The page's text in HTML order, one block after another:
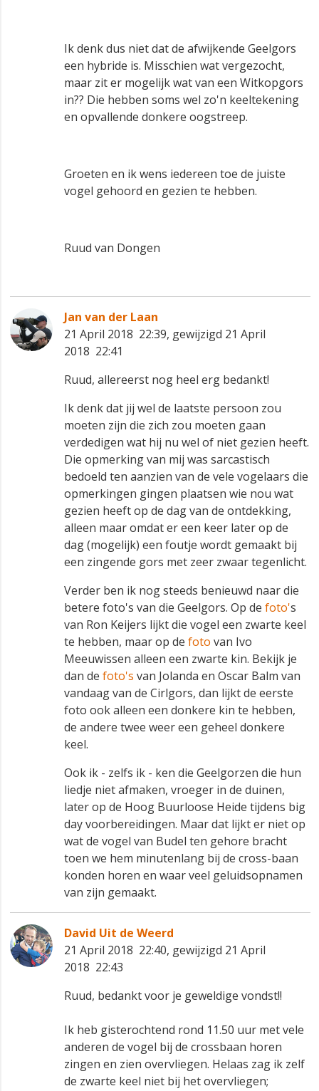
Ik denk dus niet dat de afwijkende Geelgors
een hybride is. Misschien wat vergezocht,
maar zit er mogelijk wat van een Witkopgors
in?? Die hebben soms wel zo'n keeltekening
en opvallende donkere oogstreep.
Groeten en ik wens iedereen toe de juiste
vogel gehoord en gezien te hebben.
Ruud van Dongen
Jan van der Laan
21 April 2018 22:39, gewijzigd 21 April
2018 22:41
Ruud, allereerst nog heel erg bedankt!
Ik denk dat jij wel de laatste persoon zou
moeten zijn die zich zou moeten gaan
verdedigen wat hij nu wel of niet gezien heeft.
Die opmerking van mij was sarcastisch
bedoeld ten aanzien van de vele vogelaars die
opmerkingen gingen plaatsen wie nou wat
gezien heeft op de dag van de ontdekking,
alleen maar omdat er een keer later op de
dag (mogelijk) een foutje wordt gemaakt bij
een zingende gors met zeer zwaar tegenlicht.
Verder ben ik nog steeds benieuwd naar die
betere foto's van die Geelgors. Op de foto's
van Ron Keijers lijkt die vogel een zwarte keel
te hebben, maar op de foto van Ivo
Meeuwissen alleen een zwarte kin. Bekijk je
dan de foto's van Jolanda en Oscar Balm van
vandaag van de Cirlgors, dan lijkt de eerste
foto ook alleen een donkere kin te hebben,
de andere twee weer een geheel donkere
keel.
Ook ik - zelfs ik - ken die Geelgorzen die hun
liedje niet afmaken, vroeger in de duinen,
later op de Hoog Buurloose Heide tijdens big
day voorbereidingen. Maar dat lijkt er niet op
wat de vogel van Budel ten gehore bracht
toen we hem minutenlang bij de cross-baan
konden horen en waar veel geluidsopnamen
van zijn gemaakt.
David Uit de Weerd
21 April 2018 22:40, gewijzigd 21 April
2018 22:43
Ruud, bedankt voor je geweldige vondst!!
Ik heb gisterochtend rond 11.50 uur met vele
anderen de vogel bij de crossbaan horen
zingen en zien overvliegen. Helaas zag ik zelf
de zwarte keel niet bij het overvliegen;